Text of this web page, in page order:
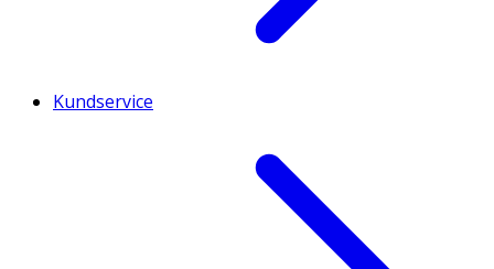
Kundservice